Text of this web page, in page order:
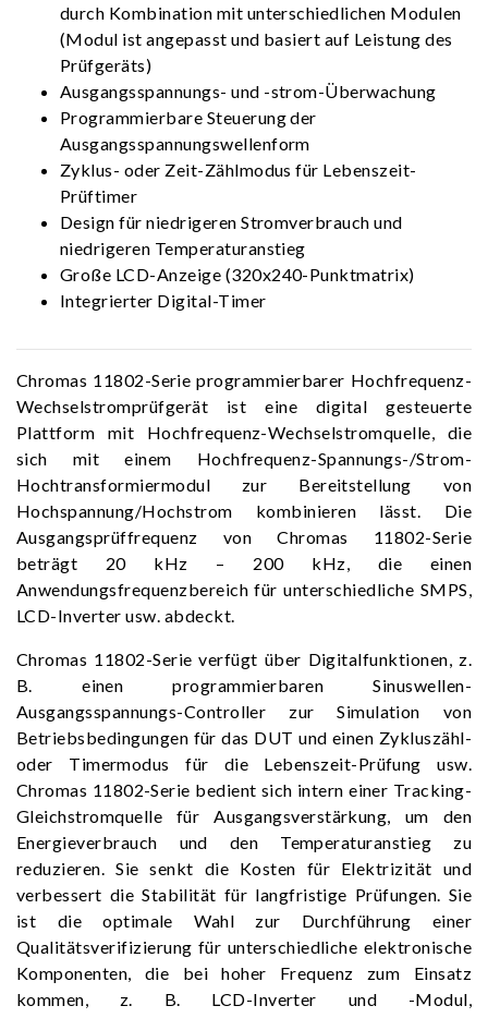
durch Kombination mit unterschiedlichen Modulen
(Modul ist angepasst und basiert auf Leistung des
Prüfgeräts)
Ausgangsspannungs- und -strom-Überwachung
Programmierbare Steuerung der
Ausgangsspannungswellenform
Zyklus- oder Zeit-Zählmodus für Lebenszeit-
Prüftimer
Design für niedrigeren Stromverbrauch und
niedrigeren Temperaturanstieg
Große LCD-Anzeige (320x240-Punktmatrix)
Integrierter Digital-Timer
Chromas 11802-Serie programmierbarer Hochfrequenz-
Wechselstromprüfgerät ist eine digital gesteuerte
Plattform mit Hochfrequenz-Wechselstromquelle, die
sich mit einem Hochfrequenz-Spannungs-/Strom-
Hochtransformiermodul zur Bereitstellung von
Hochspannung/Hochstrom kombinieren lässt. Die
Ausgangsprüffrequenz von Chromas 11802-Serie
beträgt 20 kHz – 200 kHz, die einen
Anwendungsfrequenzbereich für unterschiedliche SMPS,
LCD-Inverter usw. abdeckt.
Chromas 11802-Serie verfügt über Digitalfunktionen, z.
B. einen programmierbaren Sinuswellen-
Ausgangsspannungs-Controller zur Simulation von
Betriebsbedingungen für das DUT und einen Zykluszähl-
oder Timermodus für die Lebenszeit-Prüfung usw.
Chromas 11802-Serie bedient sich intern einer Tracking-
Gleichstromquelle für Ausgangsverstärkung, um den
Energieverbrauch und den Temperaturanstieg zu
reduzieren. Sie senkt die Kosten für Elektrizität und
verbessert die Stabilität für langfristige Prüfungen. Sie
ist die optimale Wahl zur Durchführung einer
Qualitätsverifizierung für unterschiedliche elektronische
Komponenten, die bei hoher Frequenz zum Einsatz
kommen, z. B. LCD-Inverter und -Modul,